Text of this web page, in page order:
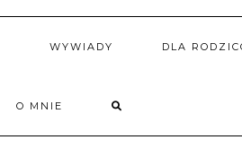
WYWIADY DLA
O MNIE